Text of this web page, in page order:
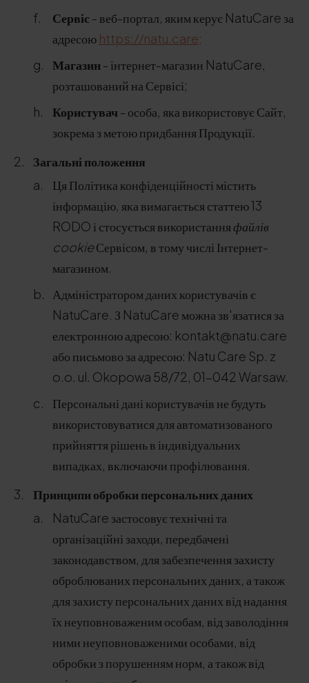
Сервіс - веб-портал, яким керує NatuCare за
адресою https://natu.care;
Магазин- інтернет-магазин NatuCare,
розташований на Сервісі;
Користувач- особа, яка використовує Сайт,
зокрема з метою придбання Продукції.
Загальні положення
Ця Політика конфіденційності містить
інформацію, яка вимагається статтею 13
RODO і стосується використанняфайлів
cookieСервісом, в тому числі Інтернет-
магазином.
Адміністратором даних користувачів є
NatuCare. З NatuCare можна зв'язатися за
електронною адресою: kontakt@natu.care
або письмово за адресою: Natu Care Sp. z
o.o. ul. Okopowa 58/72, 01-042 Warsaw.
Персональні дані користувачів не будуть
використовуватися для автоматизованого
прийняття рішень в індивідуальних
випадках, включаючи профілювання.
Принципи обробки персональних даних
NatuCare застосовує технічні та
організаційні заходи, передбачені
законодавством, для забезпечення захисту
оброблюваних персональних даних, а також
для захисту персональних даних від надання
їх неуповноваженим особам, від заволодіння
ними неуповноваженими особами, від
обробки з порушенням норм, а також від